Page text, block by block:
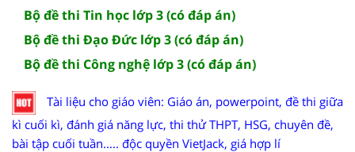
Bộ đề thi Tin học lớp 3 (có đáp án)
Bộ đề thi Đạo Đức lớp 3 (có đáp án)
Bộ đề thi Công nghệ lớp 3 (có đáp án)
Tài liệu cho giáo viên: Giáo án, powerpoint, đề thi giữa
kì cuối kì, đánh giá năng lực, thi thử THPT, HSG, chuyên đề,
bài tập cuối tuần..... độc quyền VietJack, giá hợp lí